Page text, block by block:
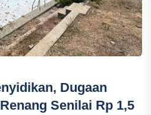
Dugaan
Senilai Rp 1,5